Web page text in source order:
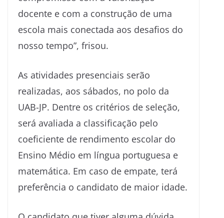
docente e com a construção de uma
escola mais conectada aos desafios do
nosso tempo”, frisou.
As atividades presenciais serão
realizadas, aos sábados, no polo da
UAB-JP. Dentre os critérios de seleção,
será avaliada a classificação pelo
coeficiente de rendimento escolar do
Ensino Médio em língua portuguesa e
matemática. Em caso de empate, terá
preferência o candidato de maior idade.